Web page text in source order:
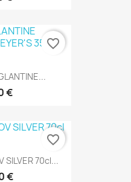
€
favorite_border
SILVER 70cl...
€
favorite_border